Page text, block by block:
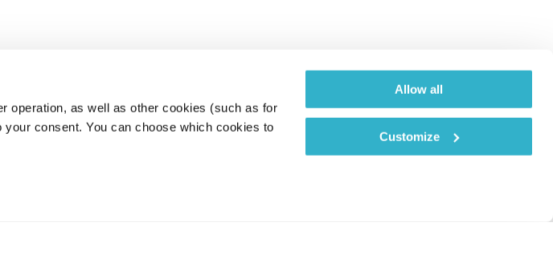
operation, as well as other cookies (such as for
consent. You can choose which cookies to
Allow all
Customize